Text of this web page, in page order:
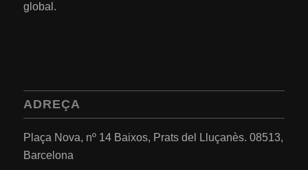
global.
ADREÇA
Plaça Nova, nº 14 Baixos, Prats del Lluçanès. 08513,
Barcelona